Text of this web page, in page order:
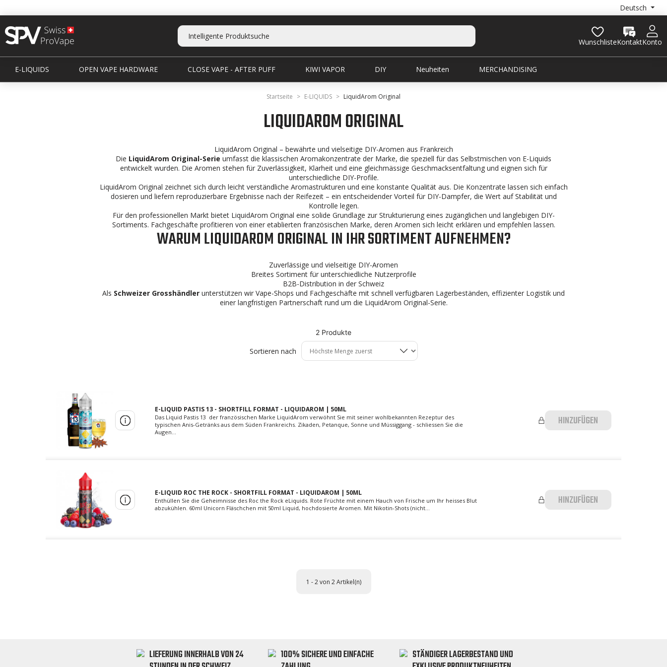
Deutsch
KontaktKonto
Wunschliste
E-LIQUIDS OPEN VAPE HARDWARE CLOSE VAPE - AFTER PUFF KIWI VAPOR DIY Neuheiten MERCHANDISING
Startseite E-LIQUIDS LiquidArom Original
LIQUIDAROM ORIGINAL
LiquidArom Original – bewährte und vielseitige DIY-Aromen aus Frankreich
Die LiquidArom Original-Serie umfasst die klassischen Aromakonzentrate der Marke, die speziell für das Selbstmischen von E-Liquids
entwickelt wurden. Die Aromen stehen für Zuverlässigkeit, Klarheit und eine gleichmässige Geschmacksentfaltung und eignen sich für
unterschiedliche DIY-Profile.
LiquidArom Original zeichnet sich durch leicht verständliche Aromastrukturen und eine konstante Qualität aus. Die Konzentrate lassen sich einfach
dosieren und liefern reproduzierbare Ergebnisse nach der Reifezeit – ein entscheidender Vorteil für DIY-Dampfer, die Wert auf Stabilität und
Kontrolle legen.
Für den professionellen Markt bietet LiquidArom Original eine solide Grundlage zur Strukturierung eines zugänglichen und langlebigen DIY-
Sortiments. Fachgeschäfte profitieren von einer etablierten französischen Marke, deren Aromen sich leicht erklären und empfehlen lassen.
WARUM LIQUIDAROM ORIGINAL IN IHR SORTIMENT AUFNEHMEN?
Zuverlässige und vielseitige DIY-Aromen
Breites Sortiment für unterschiedliche Nutzerprofile
B2B-Distribution in der Schweiz
Als Schweizer Grosshändler unterstützen wir Vape-Shops und Fachgeschäfte mit schnell verfügbaren Lagerbeständen, effizienter Logistik und
einer langfristigen Partnerschaft rund um die LiquidArom Original-Serie.
2 Produkte
Sortieren nach
E-LIQUID PASTIS 13 - SHORTFILL FORMAT - LIQUIDAROM | 50ML
Das Liquid Pastis 13 der französischen Marke LiquidArom verwöhnt Sie mit seiner wohlbekannten Rezeptur des
typischen Anis-Getränks aus dem Süden Frankreichs. Zikaden, Petanque, Sonne und Müssiggang - schliessen Sie die
Augen...
HINZUFÜGEN
E-LIQUID ROC THE ROCK - SHORTFILL FORMAT - LIQUIDAROM | 50ML
Enthüllen Sie die Geheimnisse des Roc the Rock eLiquids. Rote Früchte mit einem Hauch von Frische um Ihr heisses Blut
abzukühlen. 60ml Unicorn Fläschchen mit 50ml Liquid, hochdosierte Aromen. Mit Nikotin-Shots (nicht...
HINZUFÜGEN
1 - 2 von 2 Artikel(n)
LIEFERUNG INNERHALB VON 24
100% SICHERE UND EINFACHE
STÄNDIGER LAGERBESTAND UND